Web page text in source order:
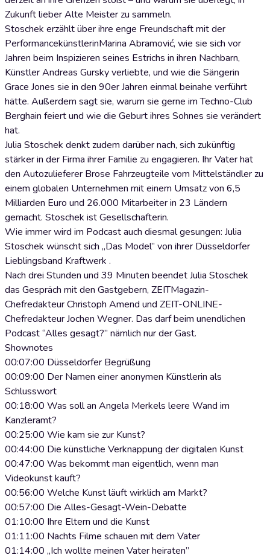
Zukunft lieber Alte Meister zu sammeln.
Stoschek erzählt über ihre enge Freundschaft mit der
PerformancekünstlerinMarina Abramović, wie sie sich vor
Jahren beim Inspizieren seines Estrichs in ihren Nachbarn,
Künstler Andreas Gursky verliebte, und wie die Sängerin
Grace Jones sie in den 90er Jahren einmal beinahe verführt
hätte. Außerdem sagt sie, warum sie gerne im Techno-Club
Berghain feiert und wie die Geburt ihres Sohnes sie verändert
hat.
Julia Stoschek denkt zudem darüber nach, sich zukünftig
stärker in der Firma ihrer Familie zu engagieren. Ihr Vater hat
den Autozulieferer Brose Fahrzeugteile vom Mittelständler zu
einem globalen Unternehmen mit einem Umsatz von 6,5
Milliarden Euro und 26.000 Mitarbeiter in 23 Ländern
gemacht. Stoschek ist Gesellschafterin.
Wie immer wird im Podcast auch diesmal gesungen: Julia
Stoschek wünscht sich „Das Model” von ihrer Düsseldorfer
Lieblingsband Kraftwerk .
Nach drei Stunden und 39 Minuten beendet Julia Stoschek
das Gespräch mit den Gastgebern, ZEITMagazin-
Chefredakteur Christoph Amend und ZEIT-ONLINE-
Chefredakteur Jochen Wegner. Das darf beim unendlichen
Podcast “Alles gesagt?” nämlich nur der Gast.
Shownotes
00:07:00 Düsseldorfer Begrüßung
00:09:00 Der Namen einer anonymen Künstlerin als
Schlusswort
00:18:00 Was soll an Angela Merkels leere Wand im
Kanzleramt?
00:25:00 Wie kam sie zur Kunst?
00:44:00 Die künstliche Verknappung der digitalen Kunst
00:47:00 Was bekommt man eigentlich, wenn man
Videokunst kauft?
00:56:00 Welche Kunst läuft wirklich am Markt?
00:57:00 Die Alles-Gesagt-Wein-Debatte
01:10:00 Ihre Eltern und die Kunst
01:11:00 Nachts Filme schauen mit dem Vater
01:14:00 „Ich wollte meinen Vater heiraten”